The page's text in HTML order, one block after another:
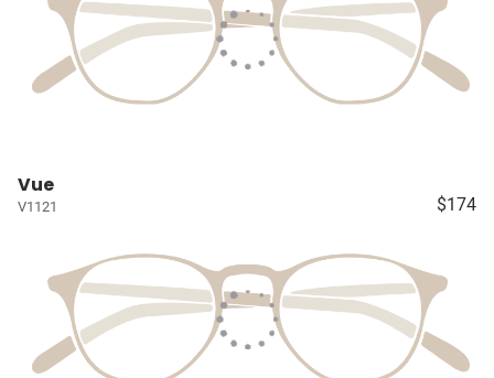
Vue
V1121 $174